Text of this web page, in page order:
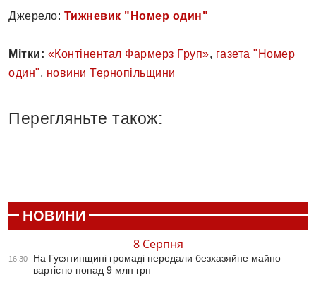
Джерело: Тижневик "Номер один"
Мітки: «Контінентал Фармерз Груп», газета "Номер
один", новини Тернопільщини
Перегляньте також:
НОВИНИ
8 Серпня
16:30
На Гусятинщині громаді передали безхазяйне майно
вартістю понад 9 млн грн